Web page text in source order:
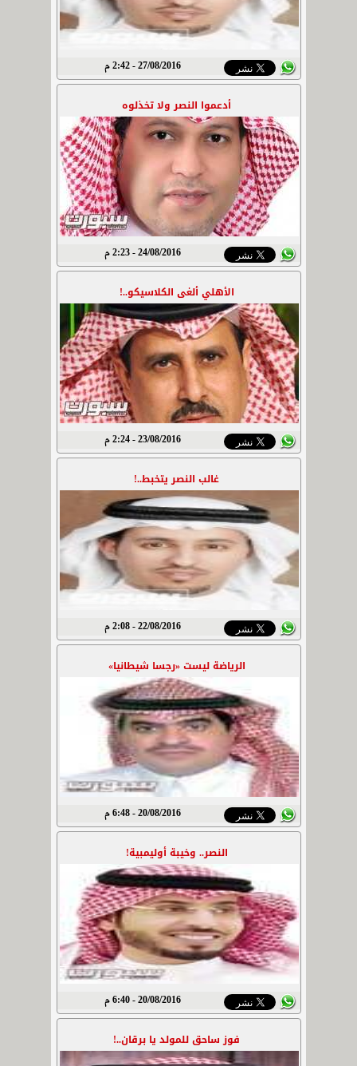
27/08/2016 - 2:42 م
أدعموا النصر ولا تخذلوه
24/08/2016 - 2:23 م
الأهلي ألغى الكلاسيكو..!
23/08/2016 - 2:24 م
غالب النصر يتخبط..!
22/08/2016 - 2:08 م
الرياضة ليست «رجسا شيطانيا»
20/08/2016 - 6:48 م
النصر.. وخيبة أوليمبية!
20/08/2016 - 6:40 م
فوز ساحق للمولد يا برقان..!